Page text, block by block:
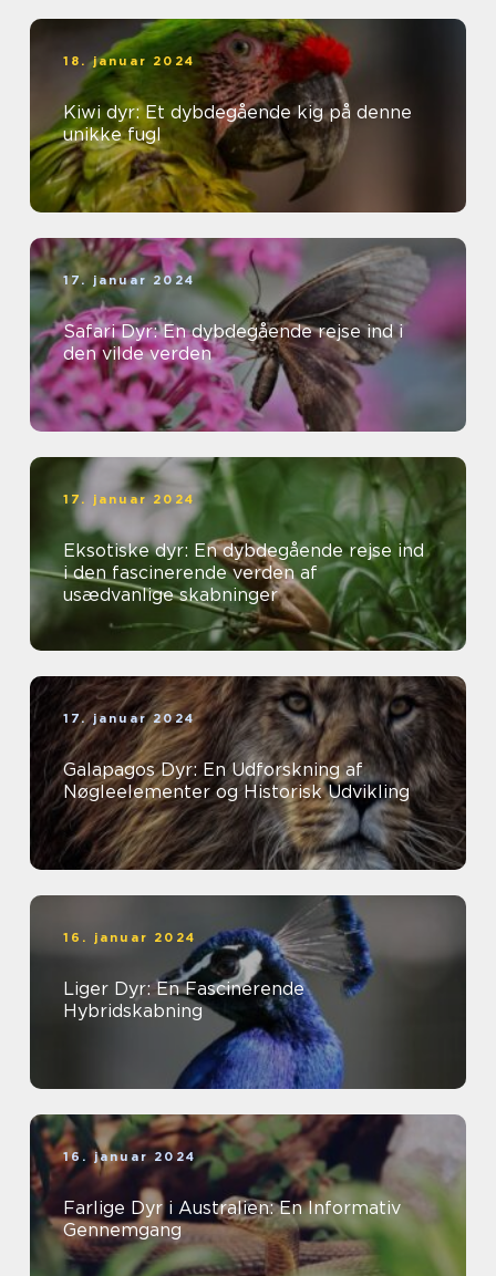
18. januar 2024
Kiwi dyr: Et dybdegående kig på denne
unikke fugl
17. januar 2024
Safari Dyr: En dybdegående rejse ind i
den vilde verden
17. januar 2024
Eksotiske dyr: En dybdegående rejse ind
i den fascinerende verden af
usædvanlige skabninger
17. januar 2024
Galapagos Dyr: En Udforskning af
Nøgleelementer og Historisk Udvikling
16. januar 2024
Liger Dyr: En Fascinerende
Hybridskabning
16. januar 2024
Farlige Dyr i Australien: En Informativ
Gennemgang